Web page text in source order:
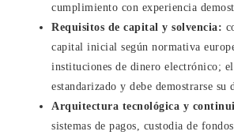
cumplimiento con experiencia
Requisitos de capital y solvencia:
capital inicial según normativa
instituciones de dinero electrónico; el
estandarizado y debe demostrarse su
Arquitectura tecnológica y
sistemas de pagos, custodia de